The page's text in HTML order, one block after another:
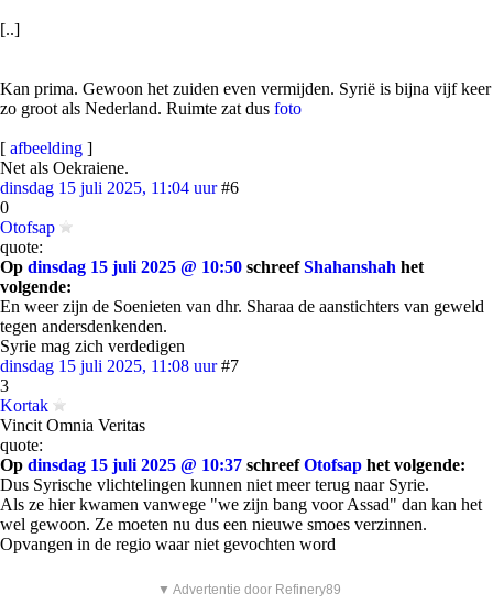
[..]
Kan prima. Gewoon het zuiden even vermijden. Syrië is bijna vijf keer
zo groot als Nederland. Ruimte zat dus foto
[ afbeelding ]
Net als Oekraiene.
dinsdag 15 juli 2025, 11:04 uur #6
0
Otofsap
quote:
Op dinsdag 15 juli 2025 @ 10:50 schreefShahanshah het
volgende:
En weer zijn de Soenieten van dhr. Sharaa de aanstichters van geweld
tegen andersdenkenden.
Syrie mag zich verdedigen
dinsdag 15 juli 2025, 11:08 uur #7
3
Kortak
Vincit Omnia Veritas
quote:
Op dinsdag 15 juli 2025 @ 10:37 schreefOtofsap het volgende:
Dus Syrische vlichtelingen kunnen niet meer terug naar Syrie.
Als ze hier kwamen vanwege "we zijn bang voor Assad" dan kan het
wel gewoon. Ze moeten nu dus een nieuwe smoes verzinnen.
Opvangen in de regio waar niet gevochten word
▼ Advertentie door Refinery89